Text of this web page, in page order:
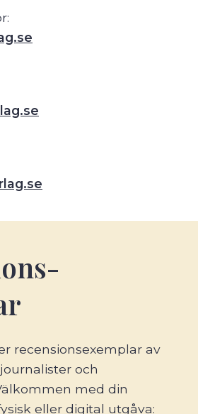
-
recensionsexemplar av
och
med din
eller digital utgåva: